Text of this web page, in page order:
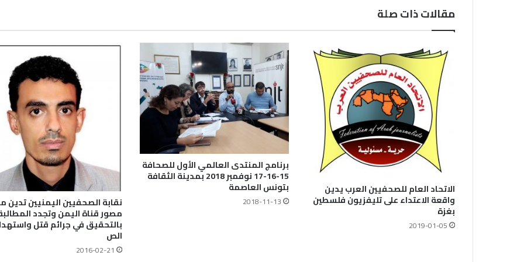
مقالات ذات صلة
الاتحاد العام للصحفيين العرب يدين
واقعة الاعتداء على تليفزيون فلسطين
بغزة
2019-01-05
برنامج المنتدى العالمي الأول للصحافة
15-16-17 نوفمبر 2018 بمدينة الثقافة
بتونس العاصمة
2018-11-13 نقابة الصحفيين اليمنيين تدين
مصور قناة اليمن وتجدد
بالتحقيق في جرائم قتل
الص
2016-02-21